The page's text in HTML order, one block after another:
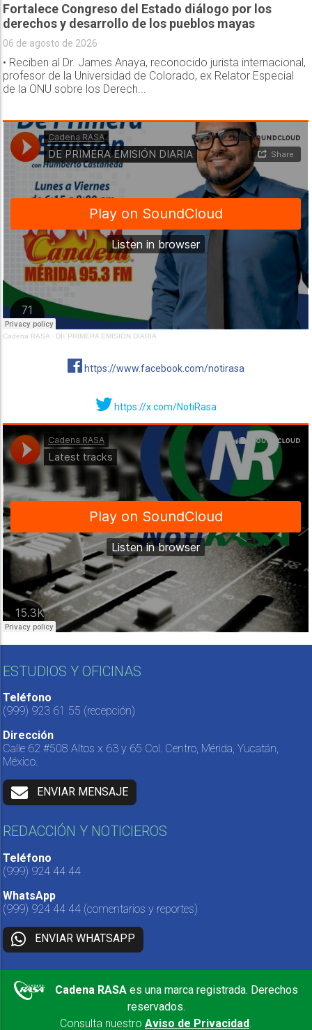
Fortalece Congreso del Estado diálogo por los
derechos y desarrollo de los pueblos mayas
06 de agosto de 2026
• Reciben al Dr. James Anaya, reconocido jurista internacional,
profesor de la Universidad de Colorado, ex Relator Especial
de la ONU sobre los Derech...
Cadena RASA · DE PRIMERA EMISIÓN DIARIA
https://www.facebook.com/notirasa
https://x.com/NotiRasa
ESTUDIOS Y OFICINAS
Teléfono
(999) 923 61 55 (recepción)
Dirección
Calle 62 #508 Altos x 63 y 65 Col. Centro, Mérida, Yucatán,
México.
ENVIAR MENSAJE
REDACCIÓN Y NOTICIEROS
Teléfono
(999) 924 44 44
WhatsApp
(999) 924 44 44 (comentarios y reportes)
ENVIAR WHATSAPP
Cadena RASA es una marca registrada. Derechos
reservados.
Consulta nuestro Aviso de Privacidad.